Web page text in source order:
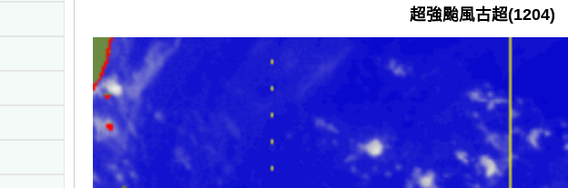
超強颱風古超(1204)